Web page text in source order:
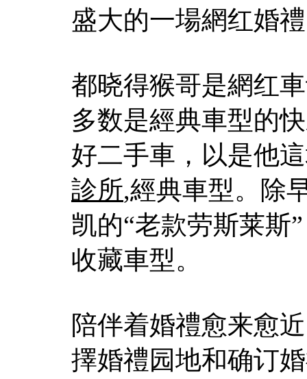
盛大的一場網红婚
都晓得猴哥是網红
多数是經典車型的
好二手車，以是他
診所,經典車型。除
凯的“老款劳斯莱斯
收藏車型。
陪伴着婚禮愈来愈
擇婚禮园地和确订